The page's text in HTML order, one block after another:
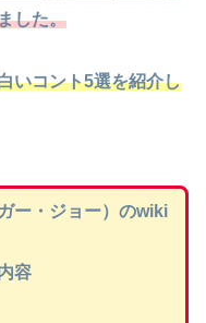
した。
いコント5選を紹介し
ー・ジョー）のwiki
容